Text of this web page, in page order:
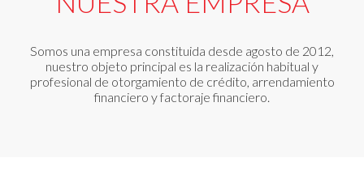
Somos una empresa constituida desde agosto de 2012,
nuestro objeto principal es la realización habitual y
profesional de otorgamiento de crédito, arrendamiento
financiero y factoraje financiero.